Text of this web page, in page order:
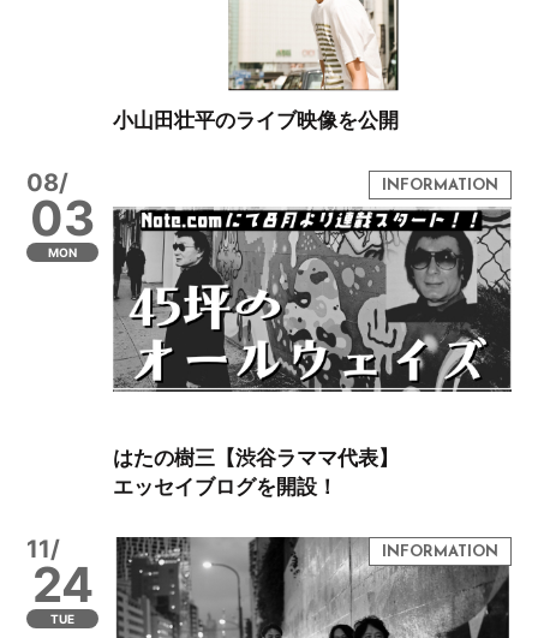
小山田壮平のライブ映像を公開
08/
03
MON
はたの樹三【渋谷ラママ代表】
エッセイブログを開設！
11/
24
TUE